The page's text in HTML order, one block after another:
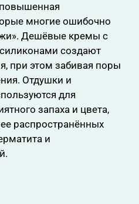
многие ошибочно
Дешёвые кремы с
создают
при этом забивая поры
Отдушки и
для
запаха и цвета,
распространённых
и